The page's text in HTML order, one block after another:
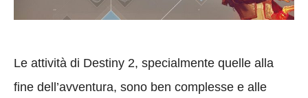
Le attività di Destiny 2, specialmente quelle alla
fine dell’avventura, sono ben complesse e alle